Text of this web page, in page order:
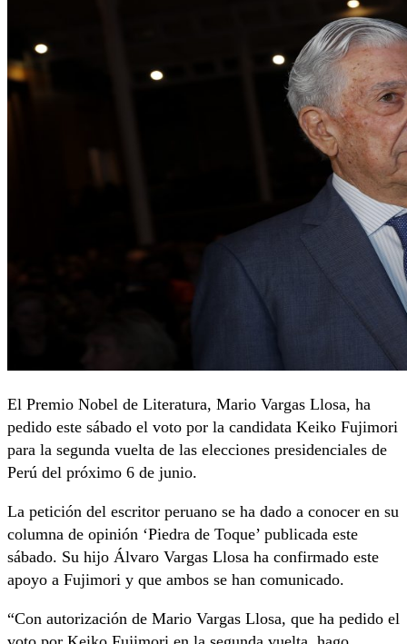
El Premio Nobel de Literatura, Mario Vargas Llosa, ha
pedido este sábado el voto por la candidata Keiko Fujimori
para la segunda vuelta de las elecciones presidenciales de
Perú del próximo 6 de junio.
La petición del escritor peruano se ha dado a conocer en su
columna de opinión ‘Piedra de Toque’ publicada este
sábado. Su hijo Álvaro Vargas Llosa ha confirmado este
apoyo a Fujimori y que ambos se han comunicado.
“Con autorización de Mario Vargas Llosa, que ha pedido el